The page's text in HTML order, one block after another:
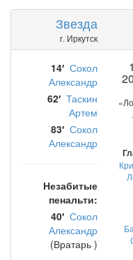
Звезда
г. Иркутск
14′ Сокол
Александр
62′ Таскин
Артем
83′ Сокол
Александр
Незабитые
пенальти:
40′ Сокол
Александр
(Вратарь )